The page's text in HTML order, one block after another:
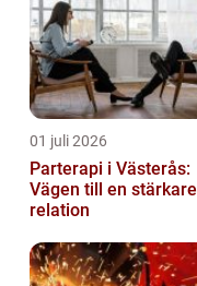
01 juli 2026
Parterapi i Västerås:
Vägen till en stärkare
relation